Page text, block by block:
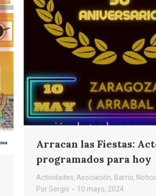
Arracan las Fiestas:
programados para hoy
Actividades, Asociación, Barrio,
PorSergio 10 mayo, 2024